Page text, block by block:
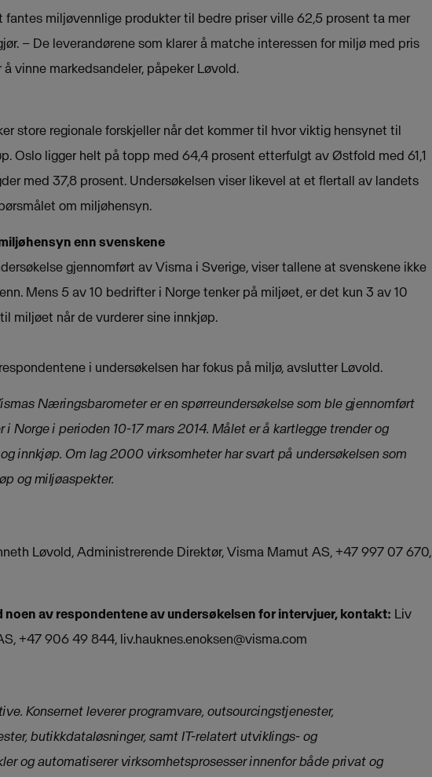
fantes miljøvennlige produkter til bedre priser ville 62,5 prosent ta mer
– De leverandørene som klarer å matche interessen for miljø med pris
vinne markedsandeler, påpeker Løvold.
store regionale forskjeller når det kommer til hvor viktig hensynet til
Oslo ligger helt på topp med 64,4 prosent etterfulgt av Østfold med 61,1
med 37,8 prosent. Undersøkelsen viser likevel at et flertall av landets
om miljøhensyn.
enn svenskene
gjennomført av Visma i Sverige, viser tallene at svenskene ikke
Mens 5 av 10 bedrifter i Norge tenker på miljøet, er det kun 3 av 10
miljøet når de vurderer sine innkjøp.
i undersøkelsen har fokus på miljø, avslutter Løvold.
Næringsbarometer er en spørreundersøkelse som ble gjennomført
Norge i perioden 10-17 mars 2014. Målet er å kartlegge trender og
innkjøp. Om lag 2000 virksomheter har svart på undersøkelsen som
og miljøaspekter.
Løvold, Administrerende Direktør, Visma Mamut AS, +47 997 07 670,
noen av respondentene av undersøkelsen for intervjuer, kontakt: Liv
+47 906 49 844, liv.hauknes.enoksen@visma.com
Konsernet leverer programvare, outsourcingstjenester,
butikkdataløsninger, samt IT-relatert utviklings- og
og automatiserer virksomhetsprosesser innenfor både privat og